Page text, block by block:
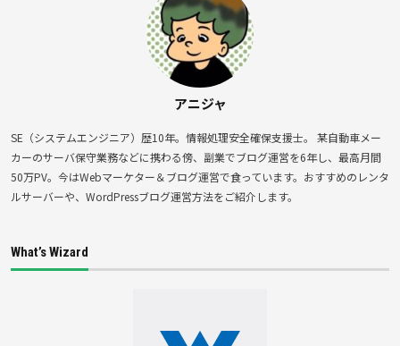
アニジャ
SE（システムエンジニア）歴10年。情報処理安全確保支援士。 某自動車メー
カーのサーバ保守業務などに携わる傍、副業でブログ運営を6年し、最高月間
50万PV。今はWebマーケター＆ブログ運営で食っています。おすすめのレンタ
ルサーバーや、WordPressブログ運営方法をご紹介します。
What’s Wizard